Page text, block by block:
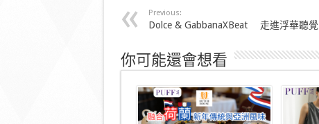
Previous:
Dolce & GabbanaXBeat 走進浮華聽覺
你可能還會想看